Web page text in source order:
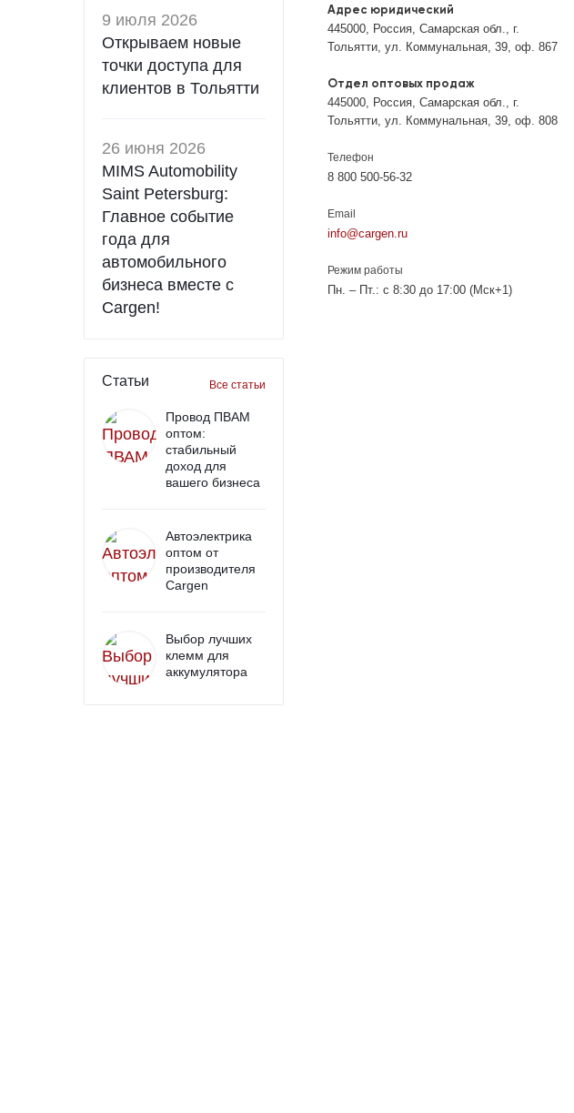
9 июля 2026
Открываем новые
точки доступа для
клиентов в Тольятти
26 июня 2026
MIMS Automobility
Saint Petersburg:
Главное событие
года для
автомобильного
бизнеса вместе с
Cargen!
Статьи Все статьи
Провод ПВАМ
оптом:
стабильный
доход для
вашего бизнеса
Автоэлектрика
оптом от
производителя
Cargen
Выбор лучших
клемм для
аккумулятора
Адрес юридический
445000, Россия, Самарская обл., г.
Тольятти, ул. Коммунальная, 39, оф. 867
Отдел оптовых продаж
445000, Россия, Самарская обл., г.
Тольятти, ул. Коммунальная, 39, оф. 808
Телефон
8 800 500-56-32
Email
info@cargen.ru
Режим работы
Пн. – Пт.: с 8:30 до 17:00 (Мск+1)